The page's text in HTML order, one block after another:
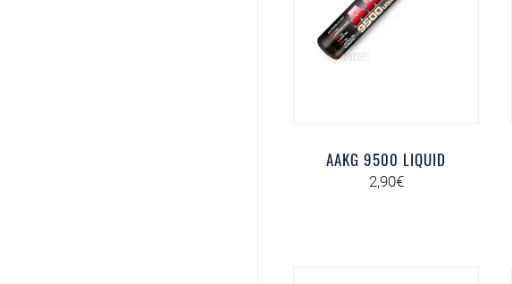
AAKG 9500 LIQUID
2,90€